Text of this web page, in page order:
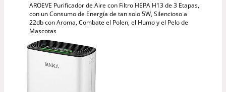
AROEVE Purificador de Aire con Filtro HEPA H13 de 3 Etapas,
con un Consumo de Energía de tan solo 5W, Silencioso a
22db con Aroma, Combate el Polen, el Humo y el Pelo de
Mascotas